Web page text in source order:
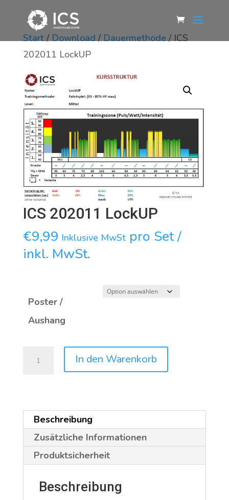
Start/Download/Dauermethode/ ICS
202011 LockUP
ICS 202011 LockUP
€9,99 Inklusive MwStpro Set /
inkl. MwSt.
Poster /
Aushang
In den Warenkorb
Beschreibung
Zusätzliche Informationen
Produktsicherheit
Beschreibung